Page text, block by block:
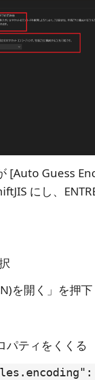
[Auto Guess
にし、
を開く」を押下
ティをくくる